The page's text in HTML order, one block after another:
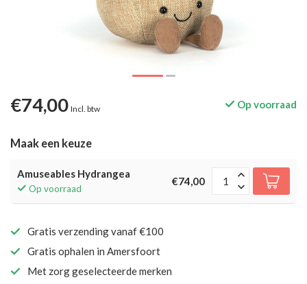
€74,00 Incl. btw Op voorraad
Maak een keuze
Amuseables Hydrangea
Op voorraad
€74,00
Gratis verzending vanaf €100
Gratis ophalen in Amersfoort
Met zorg geselecteerde merken